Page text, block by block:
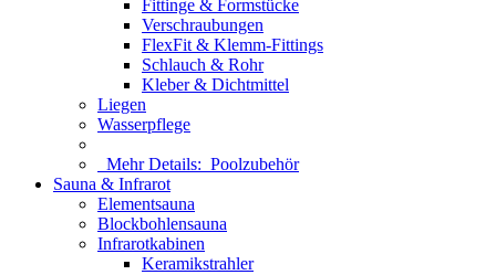
Fittinge & Formstücke
Verschraubungen
FlexFit & Klemm-Fittings
Schlauch & Rohr
Kleber & Dichtmittel
Liegen
Wasserpflege
Mehr Details: Poolzubehör
Sauna & Infrarot
Elementsauna
Blockbohlensauna
Infrarotkabinen
Keramikstrahler